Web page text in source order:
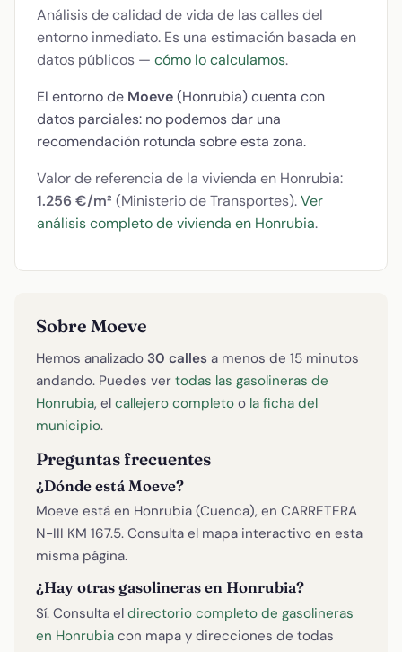
Análisis de calidad de vida de las calles del
entorno inmediato. Es una estimación basada en
datos públicos — cómo lo calculamos.
El entorno de Moeve(Honrubia) cuenta con
datos parciales: no podemos dar una
recomendación rotunda sobre esta zona.
Valor de referencia de la vivienda en Honrubia:
1.256 €/m² (Ministerio de Transportes).Ver
análisis completo de vivienda en Honrubia.
Sobre Moeve
Hemos analizado 30 calles a menos de 15 minutos
andando. Puedes ver todas las gasolineras de
Honrubia, el callejero completo o la ficha del
municipio.
Preguntas frecuentes
¿Dónde está Moeve?
Moeve está en Honrubia (Cuenca), en CARRETERA
N-III KM 167.5. Consulta el mapa interactivo en esta
misma página.
¿Hay otras gasolineras en Honrubia?
Sí. Consulta el directorio completo de gasolineras
en Honrubia con mapa y direcciones de todas